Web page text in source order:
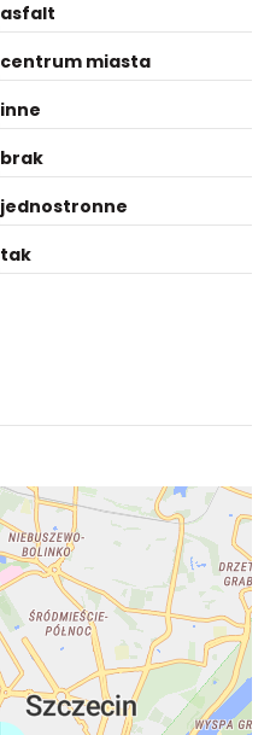
asfalt
centrum miasta
inne
brak
jednostronne
tak